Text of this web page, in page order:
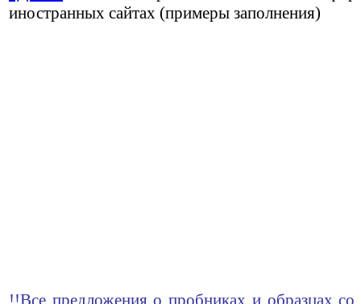
иностранных сайтах (примеры заполнения)